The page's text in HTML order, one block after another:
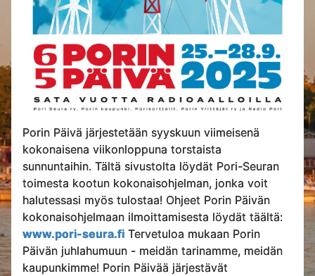
Porin Päivä järjestetään syyskuun viimeisenä
kokonaisena viikonloppuna torstaista
sunnuntaihin. Tältä sivustolta löydät Pori-Seuran
toimesta kootun kokonaisohjelman, jonka voit
halutessasi myös tulostaa! Ohjeet Porin Päivän
kokonaisohjelmaan ilmoittamisesta löydät täältä:
www.pori-seura.fi Tervetuloa mukaan Porin
Päivän juhlahumuun - meidän tarinamme, meidän
kaupunkimme! Porin Päivää järjestävät